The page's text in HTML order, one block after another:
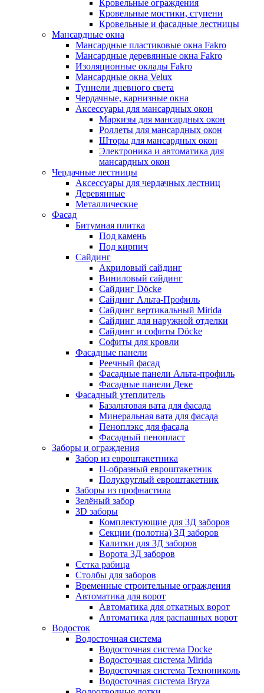
Кровельные ограждения
Кровельные мостики, ступени
Кровельные и фасадные лестницы
Мансардные окна
Мансардные пластиковые окна Fakro
Мансардные деревянные окна Fakro
Изоляционные оклады Fakro
Мансардные окна Velux
Туннели дневного света
Чердачные, карнизные окна
Аксессуары для мансардных окон
Маркизы для мансардных окон
Роллеты для мансардных окон
Шторы для мансардных окон
Электроника и автоматика для
мансардных окон
Чердачные лестницы
Аксессуары для чердачных лестниц
Деревянные
Металлические
Фасад
Битумная плитка
Под камень
Под кирпич
Сайдинг
Акриловый сайдинг
Виниловый сайдинг
Сайдинг Döcke
Сайдинг Альта-Профиль
Сайдинг вертикальный Mirida
Сайдинг для наружной отделки
Сайдинг и софиты Döcke
Софиты для кровли
Фасадные панели
Реечный фасад
Фасадные панели Альта-профиль
Фасадные панели Деке
Фасадный утеплитель
Базальтовая вата для фасада
Минеральная вата для фасада
Пеноплэкс для фасада
Фасадный пенопласт
Заборы и ограждения
Забор из евроштакетника
П-образный евроштакетник
Полукруглый евроштакетник
Заборы из профнастила
Зелёный забор
3D заборы
Комплектующие для 3Д заборов
Секции (полотна) 3Д заборов
Калитки для 3Д заборов
Ворота 3Д заборов
Сетка рабица
Столбы для заборов
Временные строительные ограждения
Автоматика для ворот
Автоматика для откатных ворот
Автоматика для распашных ворот
Водосток
Водосточная система
Водосточная система Docke
Водосточная система Mirida
Водосточная система Технониколь
Водосточная система Bryza